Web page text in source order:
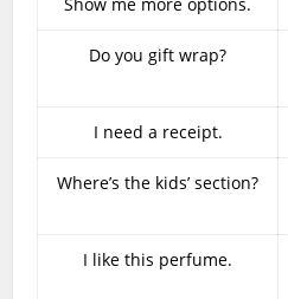
Do you gift wrap?
I need a receipt.
Where’s the kids’ section?
I like this perfume.